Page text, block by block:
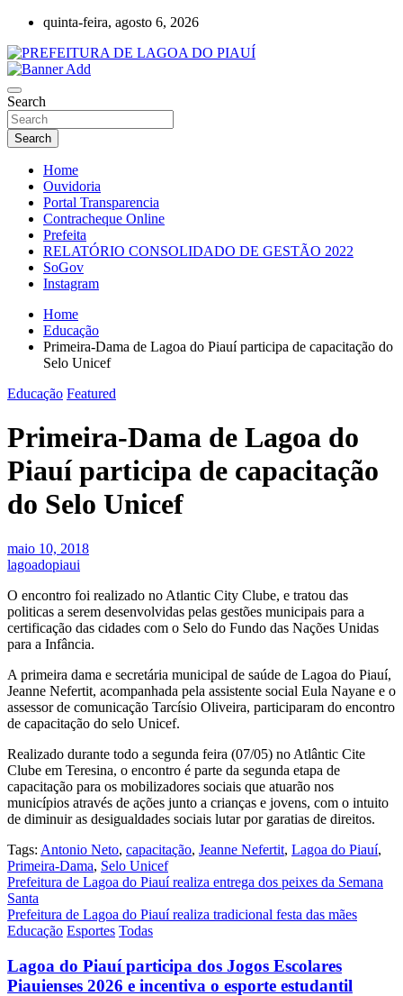
Skip
content
quinta-feira, agosto 6, 2026
PREFEITURA DE LAGOA DO PIAUÍ
Search
Search
Home
Ouvidoria
Portal Transparencia
Contracheque Online
Prefeita
RELATÓRIO CONSOLIDADO DE GESTÃO 2022
SoGov
Instagram
Home
Educação
Primeira-Dama de Lagoa do Piauí participa de capacitação do
Selo Unicef
Educação Featured
Primeira-Dama de Lagoa do
Piauí participa de capacitação
do Selo Unicef
maio 10, 2018
lagoadopiaui
O encontro foi realizado no Atlantic City Clube, e tratou das
politicas a serem desenvolvidas pelas gestões municipais para a
certificação das cidades com o Selo do Fundo das Nações Unidas
para a Infância.
A primeira dama e secretária municipal de saúde de Lagoa do Piauí,
Jeanne Nefertit, acompanhada pela assistente social Eula Nayane e o
assessor de comunicação Tarcísio Oliveira, participaram do encontro
de capacitação do selo Unicef.
Realizado durante todo a segunda feira (07/05) no Atlântic Cite
Clube em Teresina, o encontro é parte da segunda etapa de
capacitação para os mobilizadores sociais que atuarão nos
municípios através de ações junto a crianças e jovens, com o intuito
de diminuir as desigualdades sociais lutar por garatias de direitos.
Tags: Antonio Neto, capacitação, Jeanne Nefertit, Lagoa do Piauí,
Primeira-Dama, Selo Unicef
Navegação
de
Post
Prefeitura de Lagoa do Piauí realiza entrega dos peixes da Semana
Santa
Prefeitura de Lagoa do Piauí realiza tradicional festa das mães
Educação Esportes Todas
Lagoa do Piauí participa dos Jogos Escolares
Piauienses 2026 e incentiva o esporte estudantil